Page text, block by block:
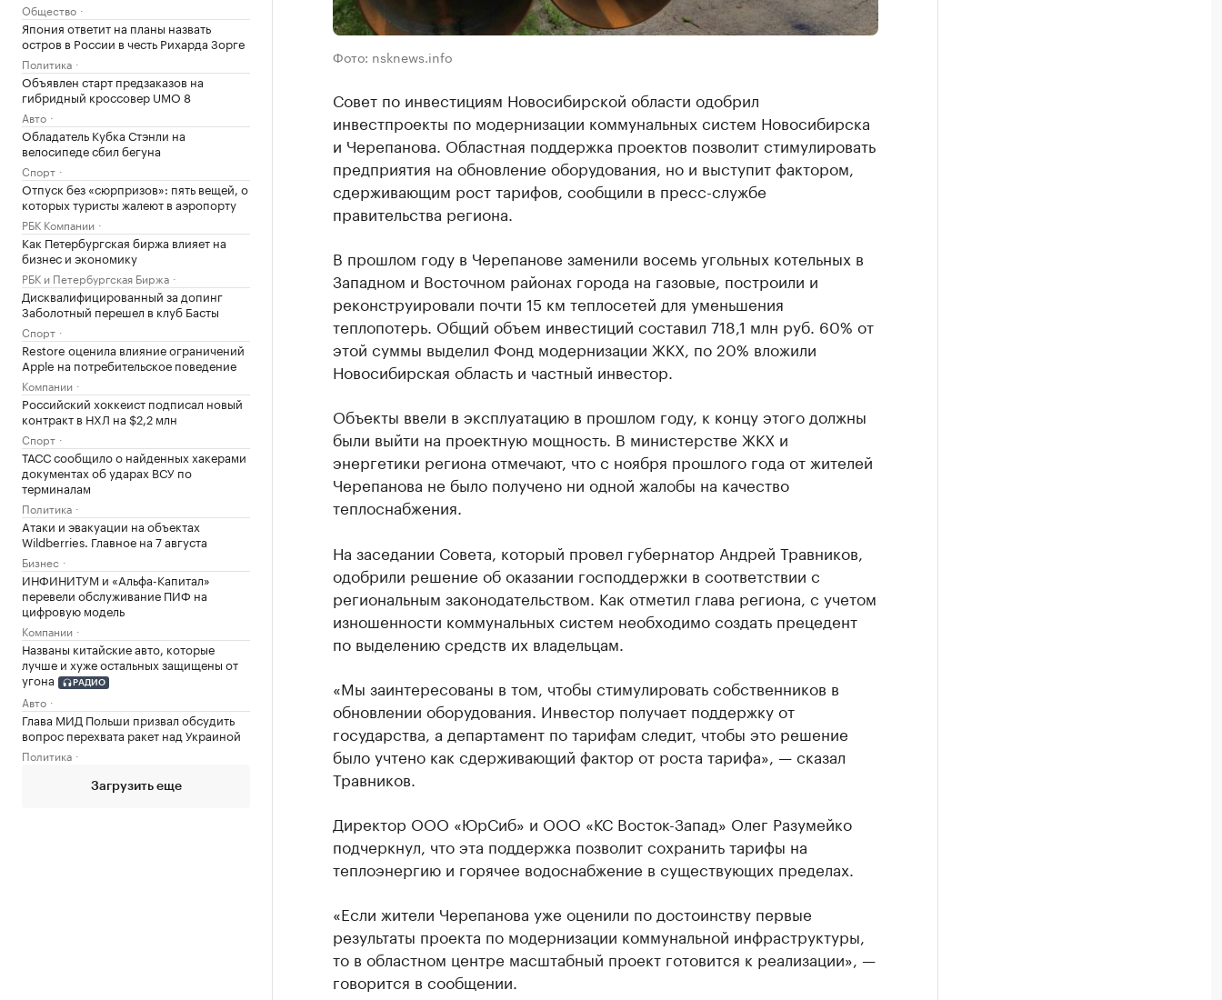
Общество
Япония ответит на планы назвать
остров в России в честь Рихарда Зорге
Политика
Объявлен старт предзаказов на
гибридный кроссовер UMO 8
Авто
Обладатель Кубка Стэнли на
велосипеде сбил бегуна
Спорт
Отпуск без «сюрпризов»: пять вещей, о
которых туристы жалеют в аэропорту
РБК Компании
Как Петербургская биржа влияет на
бизнес и экономику
РБК и Петербургская Биржа
Дисквалифицированный за допинг
Заболотный перешел в клуб Басты
Спорт
Restore оценила влияние ограничений
Apple на потребительское поведение
Компании
Российский хоккеист подписал новый
контракт в НХЛ на $2,2 млн
Спорт
ТАСС сообщило о найденных хакерами
документах об ударах ВСУ по
терминалам
Политика
Атаки и эвакуации на объектах
Wildberries. Главное на 7 августа
Бизнес
ИНФИНИТУМ и «Альфа-Капитал»
перевели обслуживание ПИФ на
цифровую модель
Компании
Названы китайские авто, которые
лучше и хуже остальных защищены от
угона
РАДИО
Авто
Глава МИД Польши призвал обсудить
вопрос перехвата ракет над Украиной
Политика
Загрузить еще
Фото: nsknews.info
Совет по инвестициям Новосибирской области одобрил
инвестпроекты по модернизации коммунальных систем Новосибирска
и Черепанова. Областная поддержка проектов позволит стимулировать
предприятия на обновление оборудования, но и выступит фактором,
сдерживающим рост тарифов, сообщили в пресс-службе
правительства региона.
В прошлом году в Черепанове заменили восемь угольных котельных в
Западном и Восточном районах города на газовые, построили и
реконструировали почти 15 км теплосетей для уменьшения
теплопотерь. Общий объем инвестиций составил 718,1 млн руб. 60% от
этой суммы выделил Фонд модернизации ЖКХ, по 20% вложили
Новосибирская область и частный инвестор.
Объекты ввели в эксплуатацию в прошлом году, к концу этого должны
были выйти на проектную мощность. В министерстве ЖКХ и
энергетики региона отмечают, что с ноября прошлого года от жителей
Черепанова не было получено ни одной жалобы на качество
теплоснабжения.
На заседании Совета, который провел губернатор Андрей Травников,
одобрили решение об оказании господдержки в соответствии с
региональным законодательством. Как отметил глава региона, с учетом
изношенности коммунальных систем необходимо создать прецедент
по выделению средств их владельцам.
«Мы заинтересованы в том, чтобы стимулировать собственников в
обновлении оборудования. Инвестор получает поддержку от
государства, а департамент по тарифам следит, чтобы это решение
было учтено как сдерживающий фактор от роста тарифа», — сказал
Травников.
Директор ООО «ЮрСиб» и ООО «КС Восток-Запад» Олег Разумейко
подчеркнул, что эта поддержка позволит сохранить тарифы на
теплоэнергию и горячее водоснабжение в существующих пределах.
«Если жители Черепанова уже оценили по достоинству первые
результаты проекта по модернизации коммунальной инфраструктуры,
то в областном центре масштабный проект готовится к реализации», —
говорится в сообщении.